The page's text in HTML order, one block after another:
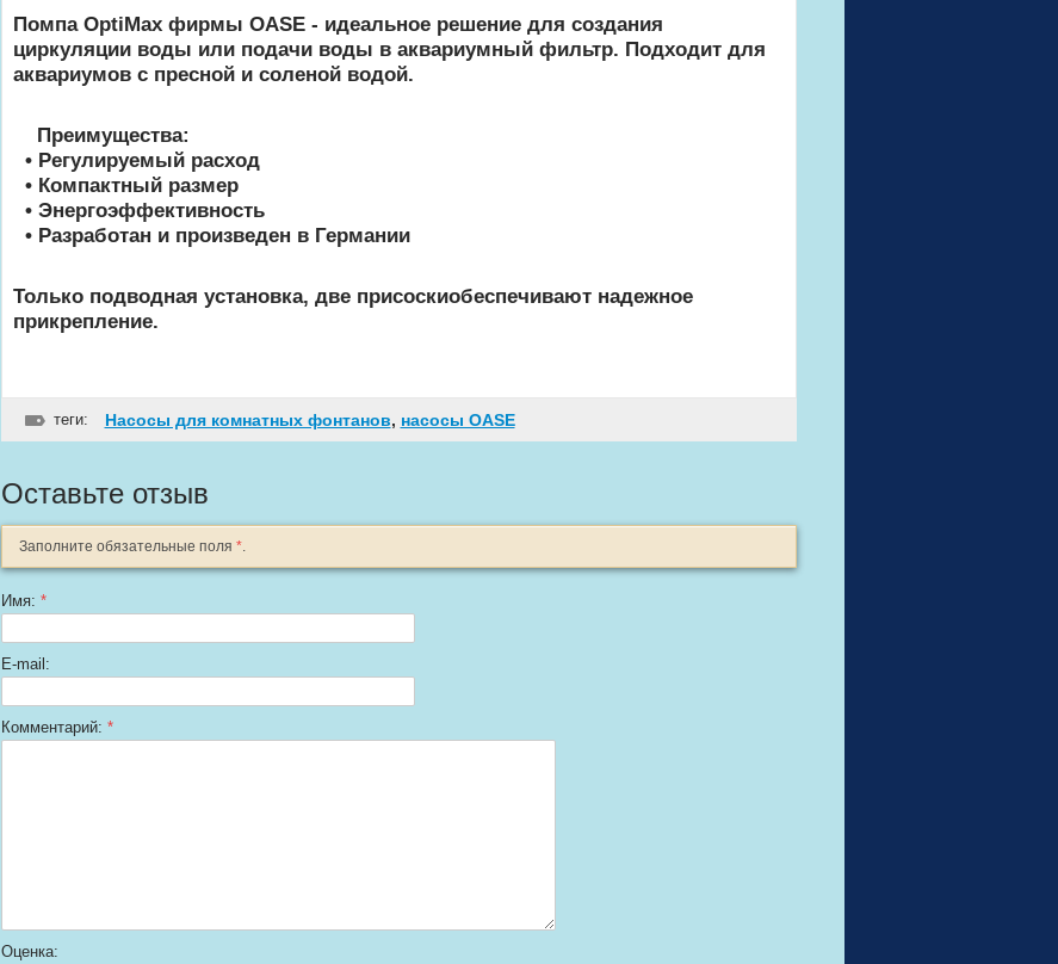
Помпа OptiMax фирмы OASE - идеальное решение для создания
циркуляции воды или подачи воды в аквариумный фильтр. Подходит для
аквариумов с пресной и соленой водой.
Преимущества:
• Регулируемый расход
• Компактный размер
• Энергоэффективность
• Разработан и произведен в Германии
Только подводная установка, две присоскиобеспечивают надежное
прикрепление.
теги: Насосы для комнатных фонтанов, насосы OASE
Оставьте отзыв
Заполните обязательные поля *.
Имя: *
E-mail:
Комментарий: *
Оценка: